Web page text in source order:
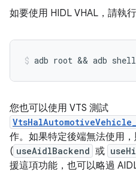
如要使用 HIDL VHAL，請執
您也可以使用 VTS 測試
作。如果特定後端無法使用
( useAidlBackend 或
援這項功能，也可以略過